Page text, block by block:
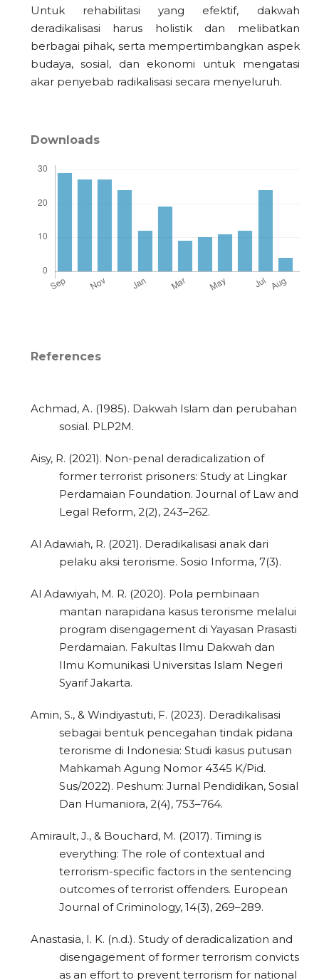
Untuk rehabilitasi yang efektif, dakwah
deradikalisasi harus holistik dan melibatkan
berbagai pihak, serta mempertimbangkan aspek
budaya, sosial, dan ekonomi untuk mengatasi
akar penyebab radikalisasi secara menyeluruh.
Downloads
References
Achmad, A. (1985). Dakwah Islam dan perubahan
sosial. PLP2M.
Aisy, R. (2021). Non-penal deradicalization of
former terrorist prisoners: Study at Lingkar
Perdamaian Foundation. Journal of Law and
Legal Reform, 2(2), 243–262.
Al Adawiah, R. (2021). Deradikalisasi anak dari
pelaku aksi terorisme. Sosio Informa, 7(3).
Al Adawiyah, M. R. (2020). Pola pembinaan
mantan narapidana kasus terorisme melalui
program disengagement di Yayasan Prasasti
Perdamaian. Fakultas Ilmu Dakwah dan
Ilmu Komunikasi Universitas Islam Negeri
Syarif Jakarta.
Amin, S., & Windiyastuti, F. (2023). Deradikalisasi
sebagai bentuk pencegahan tindak pidana
terorisme di Indonesia: Studi kasus putusan
Mahkamah Agung Nomor 4345 K/Pid.
Sus/2022). Peshum: Jurnal Pendidikan, Sosial
Dan Humaniora, 2(4), 753–764.
Amirault, J., & Bouchard, M. (2017). Timing is
everything: The role of contextual and
terrorism-specific factors in the sentencing
outcomes of terrorist offenders. European
Journal of Criminology, 14(3), 269–289.
Anastasia, I. K. (n.d.). Study of deradicalization and
disengagement of former terrorism convicts
as an effort to prevent terrorism for national